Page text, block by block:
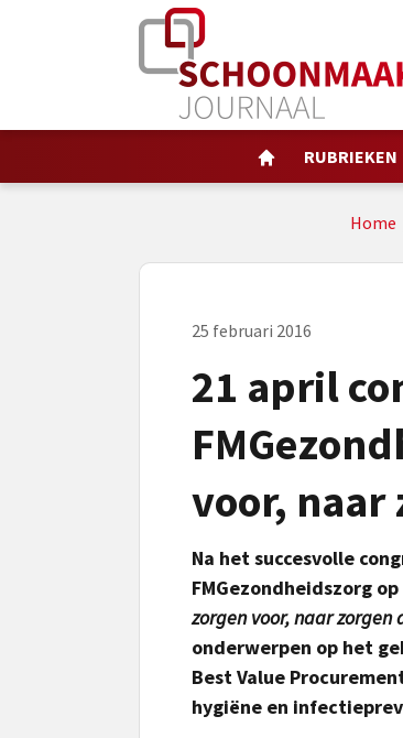
RUBRIEKEN
Home
25 februari 2016
21 april
voor, naar
Na het succesvolle
FMGezondheidszorg
zorgen voor, naar zorgen
onderwerpen op het
Best Value
hygiëne en